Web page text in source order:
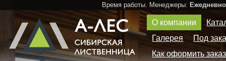
Время работы. Менеджеры:
О компании
Галерея
Под
Как оформить заказ